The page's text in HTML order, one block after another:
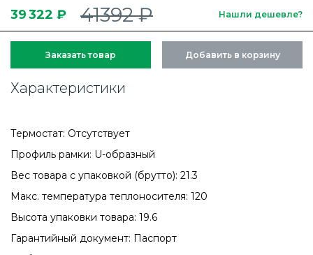
39 322 ₽ 41392 ₽ Нашли дешевле?
Заказать товар Добавить в корзину
Характеристики
Термостат: Отсутствует
Профиль рамки: U-образный
Вес товара с упаковкой (брутто): 21.3
Макс. температура теплоносителя: 120
Высота упаковки товара: 19.6
Гарантийный документ: Паспорт